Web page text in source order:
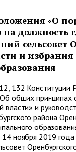
«О
на должность
сельсовет
и
132 Конституции
принципах
власти» и
района
14 ноября 2019